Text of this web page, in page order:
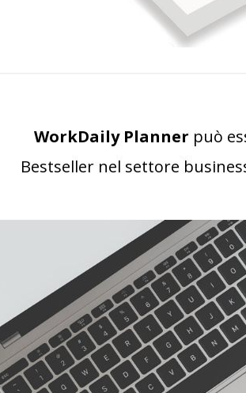
WorkDaily Planner può
Bestseller nel settore